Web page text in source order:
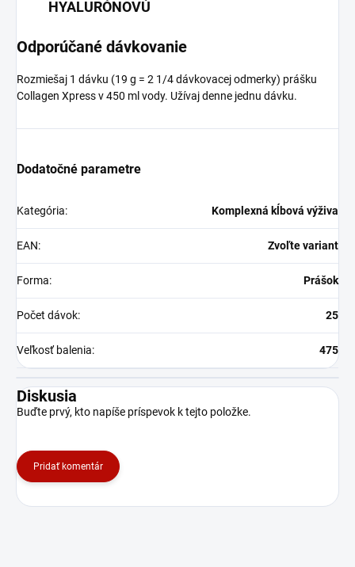
HYALURÓNOVÚ
Odporúčané dávkovanie
Rozmiešaj 1 dávku (19 g = 2 1/4 dávkovacej odmerky) prášku
Collagen Xpress v 450 ml vody. Užívaj denne jednu dávku.
Dodatočné parametre
Kategória: Komplexná kĺbová výživa
EAN: Zvoľte variant
Forma: Prášok
Počet dávok: 25
Veľkosť balenia: 475
Diskusia
Buďte prvý, kto napíše príspevok k tejto položke.
Pridať komentár